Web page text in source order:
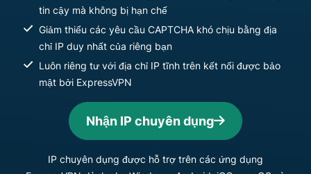
tin cậy mà không bị hạn chế
Giảm thiểu các yêu cầu CAPTCHA khó chịu bằng địa
chỉ IP duy nhất của riêng bạn
Luôn riêng tư với địa chỉ IP tĩnh trên kết nối được bảo
mật bởi ExpressVPN
Nhận IP chuyên dụng
IP chuyên dụng được hỗ trợ trên các ứng dụng